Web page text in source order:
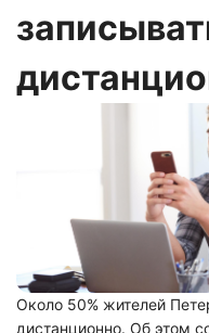
Около 50% жителей
дистанционно. Об этом